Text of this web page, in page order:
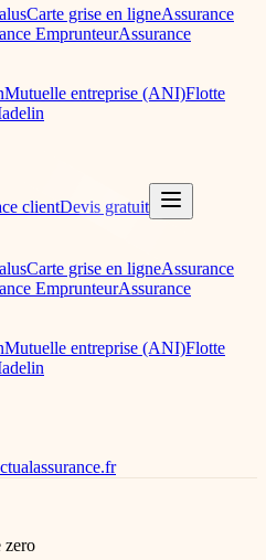
Carte grise en ligneAssurance
EmprunteurAssurance
Mutuelle entreprise (ANI)Flotte
clientDevis gratuit
Carte grise en ligneAssurance
EmprunteurAssurance
Mutuelle entreprise (ANI)Flotte
zero